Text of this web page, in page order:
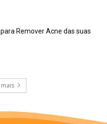
Remover Acne das suas